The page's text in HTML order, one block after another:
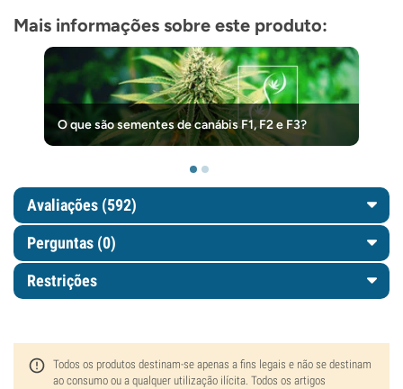
Mais informações sobre este produto:
O que são sementes de canábis F1, F2 e F3?
Avaliações (592)
Perguntas (0)
Restrições
Todos os produtos destinam-se apenas a fins legais e não se destinam
ao consumo ou a qualquer utilização ilícita. Todos os artigos